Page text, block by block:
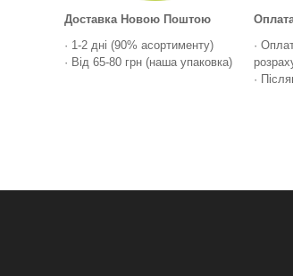
Доставка Новою Поштою
· 1-2 дні (90% асортименту)
· Від 65-80 грн (наша упаковка)
·
·